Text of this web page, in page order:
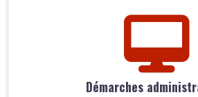
Démarches